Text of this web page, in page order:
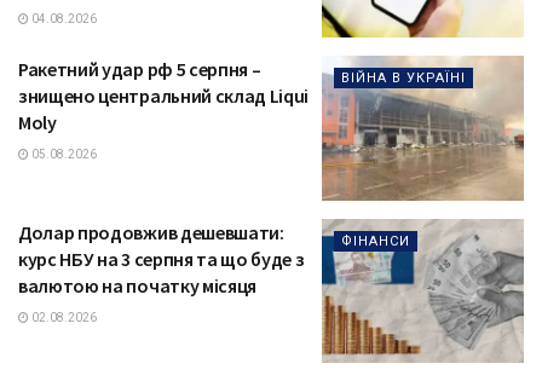
04.08.2026
ВІЙНА В УКРАЇНІ
Ракетний удар рф 5 серпня –
знищено центральний склад Liqui
Moly
05.08.2026
ФІНАНСИ
Долар продовжив дешевшати:
курс НБУ на 3 серпня та що буде з
валютою на початку місяця
02.08.2026